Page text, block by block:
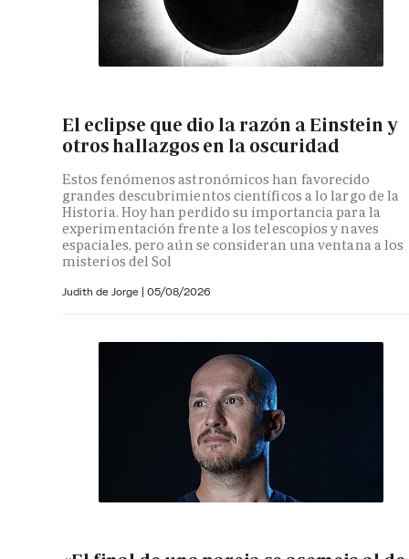
El eclipse que dio la razón a Einstein y
otros hallazgos en la oscuridad
Estos fenómenos astronómicos han favorecido
grandes descubrimientos científicos a lo largo de la
Historia. Hoy han perdido su importancia para la
experimentación frente a los telescopios y naves
espaciales, pero aún se consideran una ventana a los
misterios del Sol
Judith de Jorge | 05/08/2026